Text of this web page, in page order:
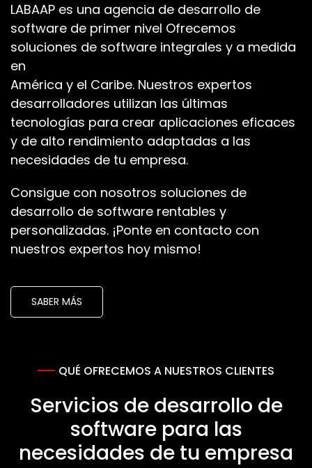
LABAAP es una agencia de desarrollo de
software de primer nivel Ofrecemos
soluciones de software integrales y a medida
en
América y el Caribe. Nuestros expertos
desarrolladores utilizan las últimas
tecnologías para crear aplicaciones eficaces
y de alto rendimiento adaptadas a las
necesidades de tu empresa.
Consigue con nosotros soluciones de
desarrollo de software rentables y
personalizadas. ¡Ponte en contacto con
nuestros expertos hoy mismo!
SABER MÁS
QUÉ OFRECEMOS A NUESTROS CLIENTES
Servicios de desarrollo de
software para las
necesidades de tu empresa